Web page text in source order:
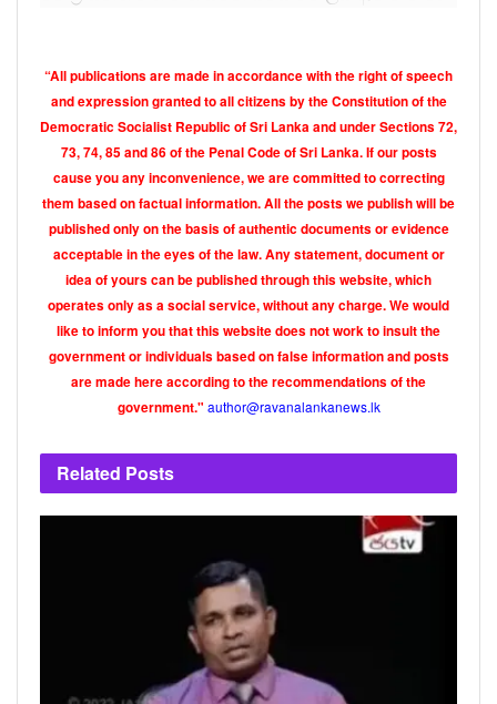
Tags: විශේෂ විශේෂ පුවත්
“All publications are made in accordance with the right of speech
and expression granted to all citizens by the Constitution of the
Democratic Socialist Republic of Sri Lanka and under Sections 72,
73, 74, 85 and 86 of the Penal Code of Sri Lanka. If our posts
cause you any inconvenience, we are committed to correcting
them based on factual information. All the posts we publish will be
published only on the basis of authentic documents or evidence
acceptable in the eyes of the law. Any statement, document or
idea of yours can be published through this website, which
operates only as a social service, without any charge. We would
like to inform you that this website does not work to insult the
government or individuals based on false information and posts
are made here according to the recommendations of the
government." author@ravanalankanews.lk
Related Posts